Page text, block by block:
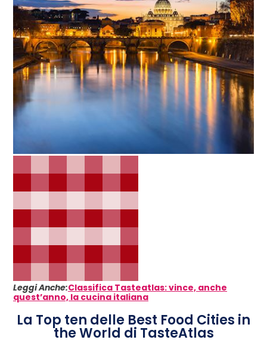
Leggi Anche:Classifica Tasteatlas: vince, anche
quest’anno, la cucina italiana
La Top ten delle Best Food Cities in
the World di TasteAtlas